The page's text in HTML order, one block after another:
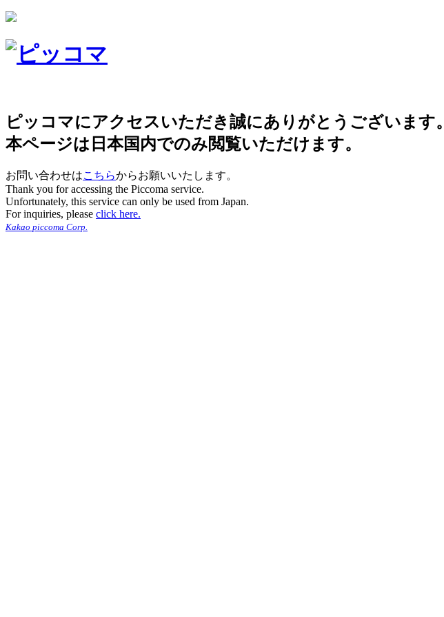
ピッコマにアクセスいただき誠にありがとうございます。
本ページは日本国内でのみ閲覧いただけます。
お問い合わせはこちらからお願いいたします。
Thank you for accessing the Piccoma service.
Unfortunately, this service can only be used from Japan.
For inquiries, please click here.
Kakao piccoma Corp.